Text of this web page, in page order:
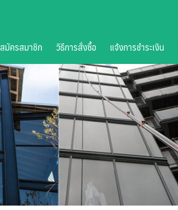
สมัครสมาชิก วิธีการสั่งซื้อ แจ้งการชำระเงิน